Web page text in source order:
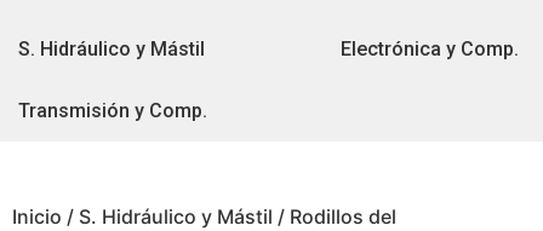
S. Hidráulico y Mástil Electrónica y Comp.
Transmisión y Comp.
Inicio / S. Hidráulico y Mástil / Rodillos del